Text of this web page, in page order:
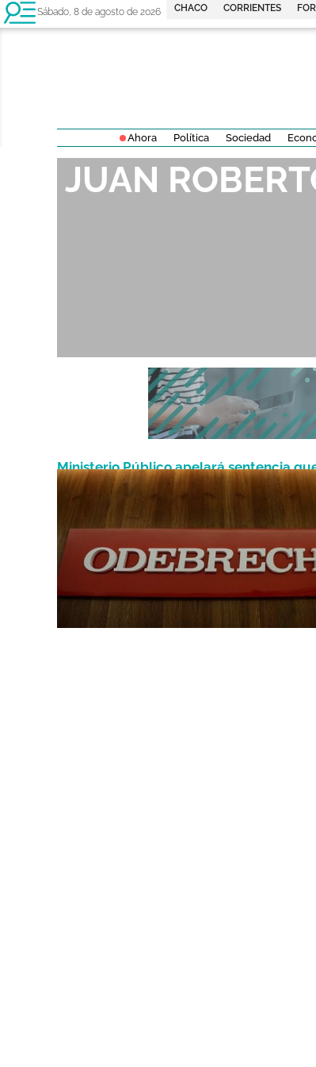
Sábado, 8 de agosto de 2026 CHACO CORRIENTES
Ahora Política Sociedad
JUAN
Ministerio Público apelará sentencia
a cuatro del caso Odebrecht
Octubre 15, 2021